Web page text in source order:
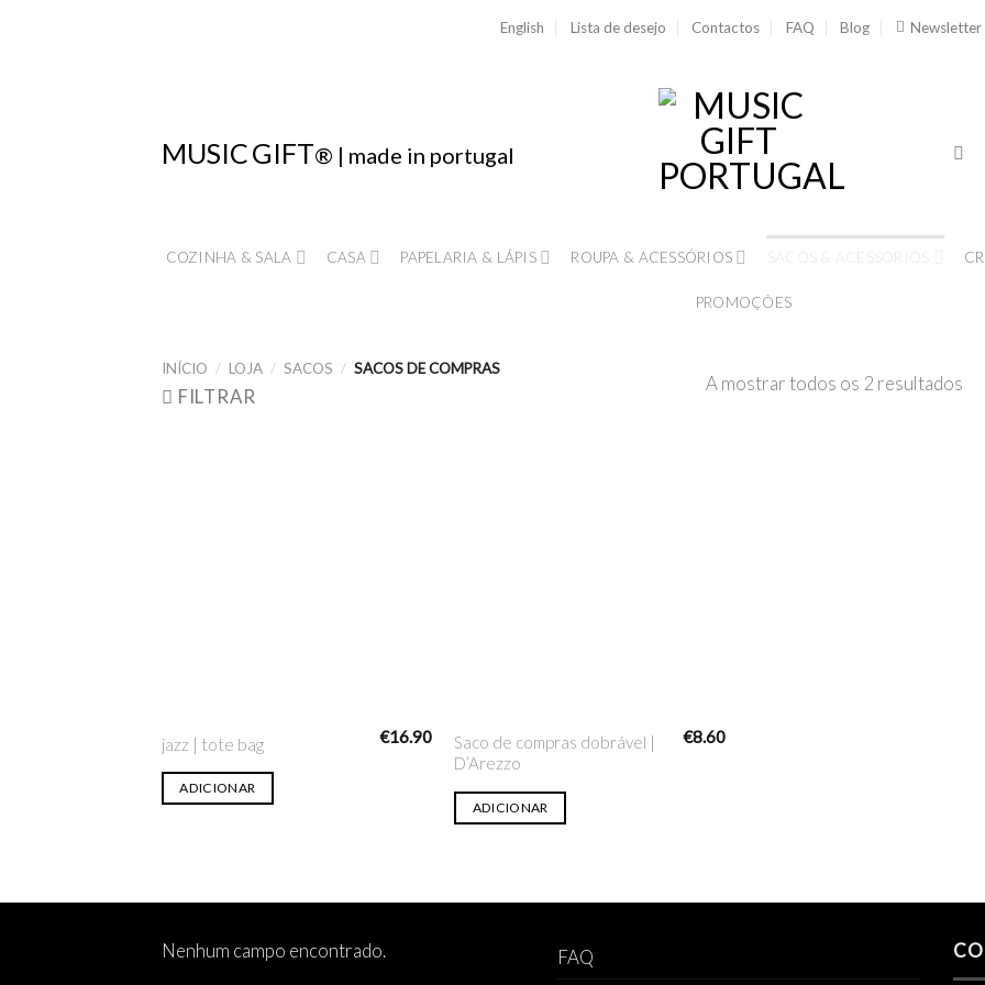
English Lista de desejo Contactos FAQ Blog Newsletter
MUSICGIFT® | made in portugal
COZINHA & SALA CASA PAPELARIA & LÁPIS ROUPA & ACESSÓRIOS
PROMOÇÕES
INÍCIO / LOJA / SACOS / SACOS DE COMPRAS
FILTRAR
A mostrar todos os 2 resultados
jazz | tote bag €16.90
ADICIONAR
Saco de compras dobrável |
D’Arezzo
€8.60
ADICIONAR
Nenhum campo encontrado. FAQ